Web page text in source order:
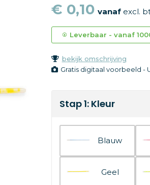
€ 0,10 vanafexcl.
Leverbaar - vanaf
bekijk omschrijving
Gratis digitaal voorbeeld -
Stap 1: Kleur
Blauw
Geel